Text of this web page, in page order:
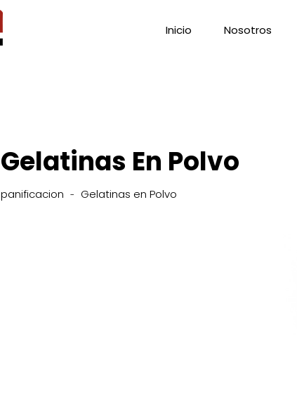
Inicio Nosotros
Gelatinas En Polvo
panificacion - Gelatinas en Polvo